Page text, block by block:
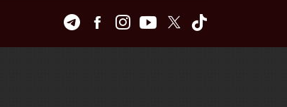
TelegramFacebookInstagramYoutubeTwitter